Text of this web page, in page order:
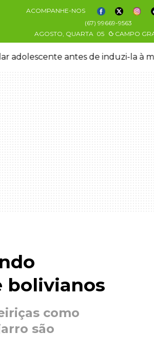
ACOMPANHE-NOS
(67) 99669-9563
AGOSTO, QUARTA 05 CAMPO
adolescente antes de induzi-la à
bolivianos
como
são